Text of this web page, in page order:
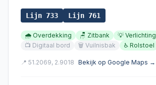
Lijn 733 Lijn 761
🌧️ Overdekking 🪑 Zitbank 💡 Verlichting
📺 Digitaal bord 🗑️ Vuilnisbak ♿ Rolstoel
📍 51.2069, 2.9018 Bekijk op Google Maps →